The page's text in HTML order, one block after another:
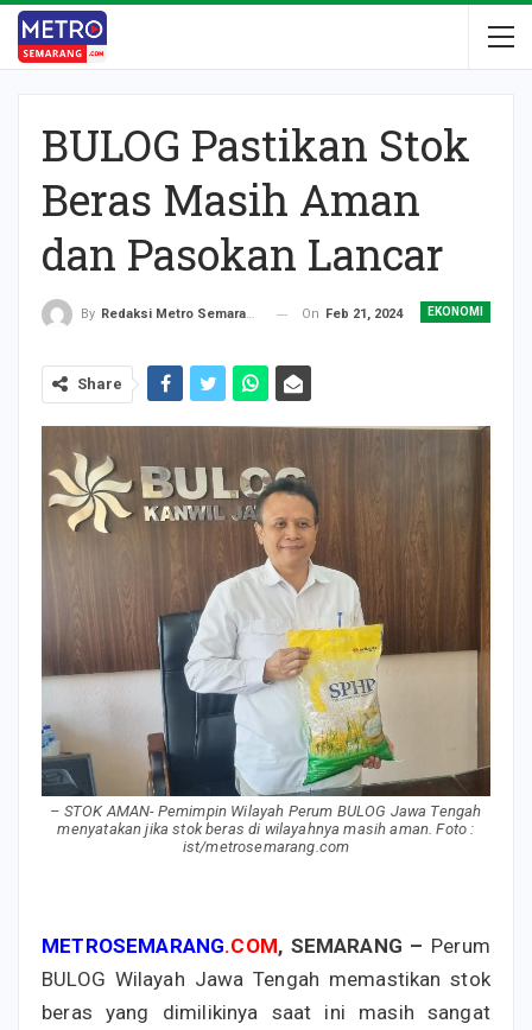
BULOG Pastikan Stok
Beras Masih Aman
dan Pasokan Lancar
EKONOMI
By Redaksi Metro Semarang On Feb 21, 2024
Share
– STOK AMAN- Pemimpin Wilayah Perum BULOG Jawa Tengah
menyatakan jika stok beras di wilayahnya masih aman. Foto :
ist/metrosemarang.com
METROSEMARANG.COM, SEMARANG – Perum
BULOG Wilayah Jawa Tengah memastikan stok
beras yang dimilikinya saat ini masih sangat